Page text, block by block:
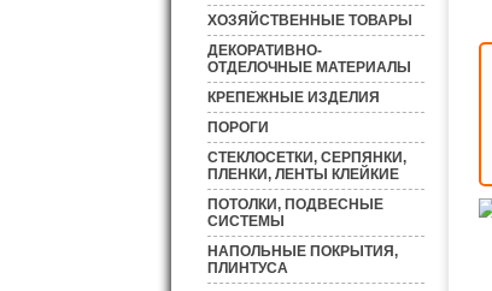
ХОЗЯЙСТВЕННЫЕ ТОВАРЫ
ДЕКОРАТИВНО-
ОТДЕЛОЧНЫЕ МАТЕРИАЛЫ
КРЕПЕЖНЫЕ ИЗДЕЛИЯ
ПОРОГИ
СТЕКЛОСЕТКИ, СЕРПЯНКИ,
ПЛЕНКИ, ЛЕНТЫ КЛЕЙКИЕ
ПОТОЛКИ, ПОДВЕСНЫЕ
СИСТЕМЫ
НАПОЛЬНЫЕ ПОКРЫТИЯ,
ПЛИНТУСА